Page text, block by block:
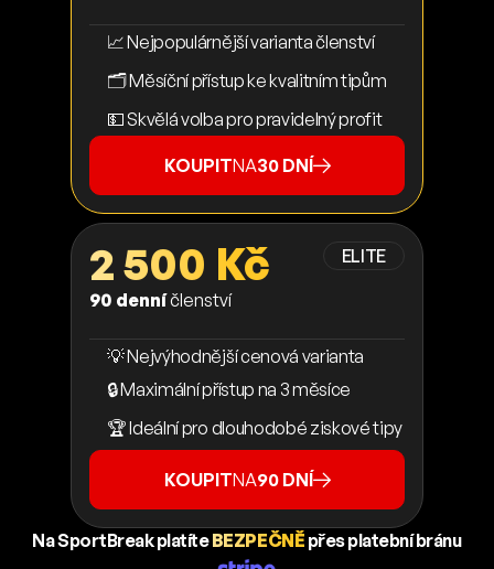
📈 Nejpopulárnější varianta členství
🗂️ Měsíční přístup ke kvalitním tipům
💵 Skvělá volba pro pravidelný profit
KOUPITNA30 DNÍ
ELITE
2 500 Kč
90 denníčlenství
💡 Nejvýhodnější cenová varianta
🔒 Maximální přístup na 3 měsíce
🏆 Ideální pro dlouhodobé ziskové tipy
KOUPITNA90 DNÍ
Na SportBreak platíteBEZPEČNĚ přes platební bránu